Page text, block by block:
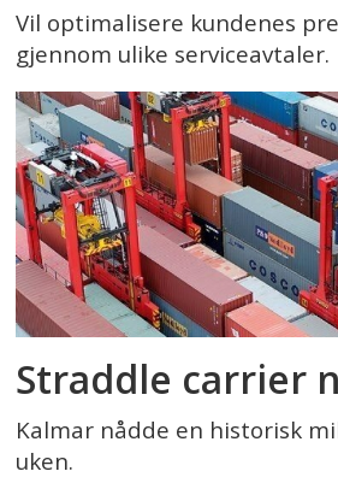
Vil optimalisere kundenes
gjennom ulike serviceavtaler.
Straddle carrier
Kalmar nådde en historisk
uken.